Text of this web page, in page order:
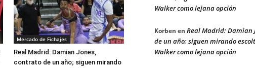
Mercado de Fichajes
Real Madrid: Damian Jones,
contrato de un año; siguen mirando
Walker como lejana opción
Korben en Real Madrid: Damian
de un año; siguen mirando
Walker como lejana opción